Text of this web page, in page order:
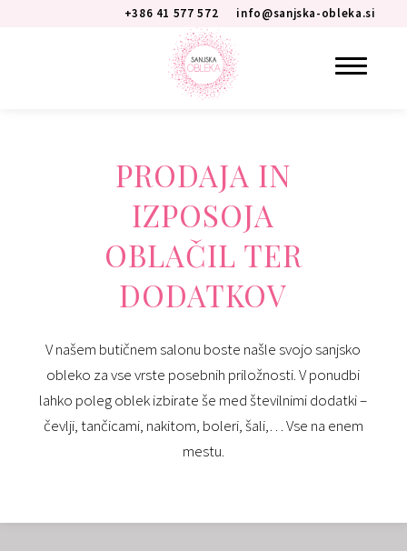
info@sanjska-obleka.si
+386 41 577 572
PRODAJA IN
IZPOSOJA
OBLAČIL TER
DODATKOV
V našem butičnem salonu boste našle svojo sanjsko
obleko za vse vrste posebnih priložnosti. V ponudbi
lahko poleg oblek izbirate še med številnimi dodatki –
čevlji, tančicami, nakitom, boleri, šali,… Vse na enem
mestu.